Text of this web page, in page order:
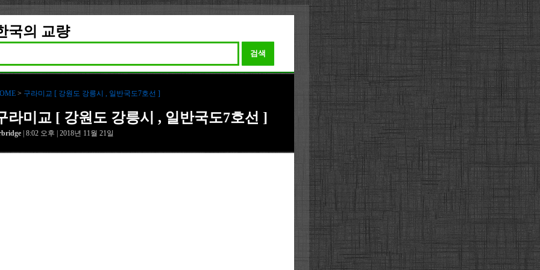
국의 교량
검색
> 구라미교 [ 강원도 강릉시 , 일반국도7호선 ]
라미교 [ 강원도 강릉시 , 일반국도7호선 ]
| 8:02 오후 | 2018년 11월 21일